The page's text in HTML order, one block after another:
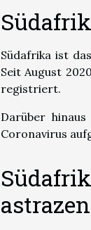
Südafrika ist
Seit August
registriert.
Darüber
Coronavirus